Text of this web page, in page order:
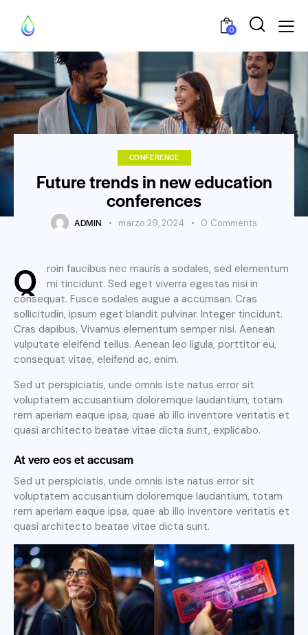
0
CONFERENCE
Future trends in new education
conferences
ADMIN marzo 29, 2024 0 Comments
Q
roin faucibus nec mauris a sodales, sed elementum
mi tincidunt. Sed eget viverra egestas nisi in
consequat. Fusce sodales augue a accumsan. Cras
sollicitudin, ipsum eget blandit pulvinar. Integer tincidunt.
Cras dapibus. Vivamus elementum semper nisi. Aenean
vulputate eleifend tellus. Aenean leo ligula, porttitor eu,
consequat vitae, eleifend ac, enim.
Sed ut perspiciatis, unde omnis iste natus error sit
voluptatem accusantium doloremque laudantium, totam
rem aperiam eaque ipsa, quae ab illo inventore veritatis et
quasi architecto beatae vitae dicta sunt, explicabo.
At vero eos et accusam
Sed ut perspiciatis, unde omnis iste natus error sit
voluptatem accusantium doloremque laudantium, totam
rem aperiam eaque ipsa, quae ab illo inventore veritatis et
quasi architecto beatae vitae dicta sunt.